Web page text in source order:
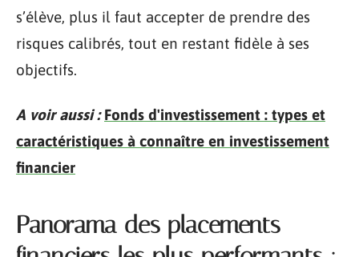
s’élève, plus il faut accepter de prendre des
risques calibrés, tout en restant fidèle à ses
objectifs.
A voir aussi : Fonds d'investissement : types et
caractéristiques à connaître en investissement
financier
Panorama des placements